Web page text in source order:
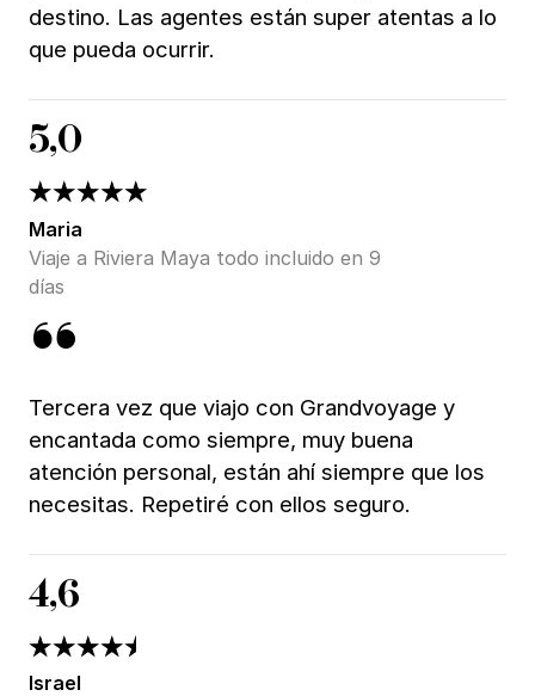
destino. Las agentes están super atentas a lo
que pueda ocurrir.
5,0
Maria
Viaje a Riviera Maya todo incluido en 9
días
Tercera vez que viajo con Grandvoyage y
encantada como siempre, muy buena
atención personal, están ahí siempre que los
necesitas. Repetiré con ellos seguro.
4,6
Israel